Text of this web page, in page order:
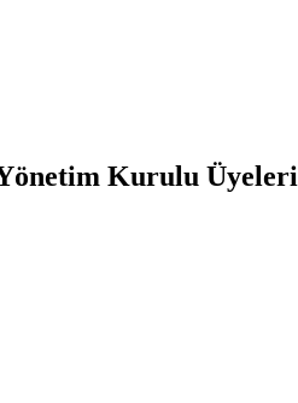
Kurulu Üyeleri